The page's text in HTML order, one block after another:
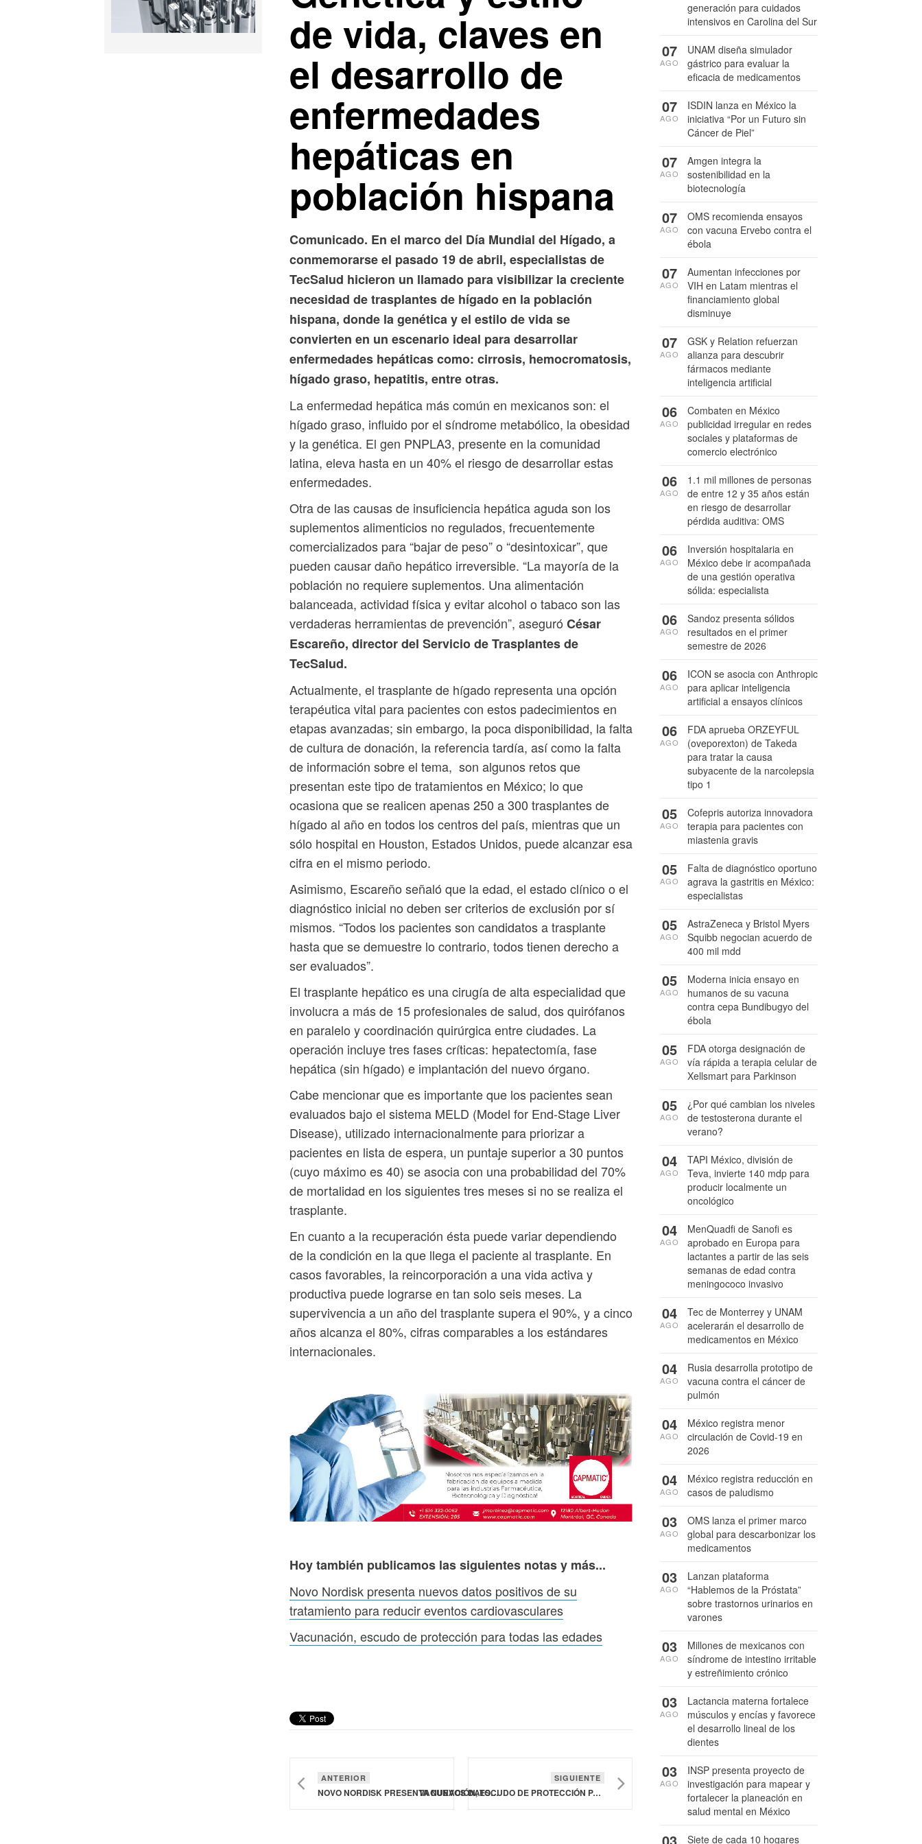
de vida, claves en
el desarrollo de
enfermedades
hepáticas en
población hispana
Comunicado. En el marco del Día Mundial del Hígado, a
conmemorarse el pasado 19 de abril, especialistas de
TecSalud hicieron un llamado para visibilizar la creciente
necesidad de trasplantes de hígado en la población
hispana, donde la genética y el estilo de vida se
convierten en un escenario ideal para desarrollar
enfermedades hepáticas como: cirrosis, hemocromatosis,
hígado graso, hepatitis, entre otras.
La enfermedad hepática más común en mexicanos son: el
hígado graso, influido por el síndrome metabólico, la obesidad
y la genética. El gen PNPLA3, presente en la comunidad
latina, eleva hasta en un 40% el riesgo de desarrollar estas
enfermedades.
Otra de las causas de insuficiencia hepática aguda son los
suplementos alimenticios no regulados, frecuentemente
comercializados para “bajar de peso” o “desintoxicar”, que
pueden causar daño hepático irreversible. “La mayoría de la
población no requiere suplementos. Una alimentación
balanceada, actividad física y evitar alcohol o tabaco son las
verdaderas herramientas de prevención”, aseguró César
Escareño, director del Servicio de Trasplantes de
TecSalud.
Actualmente, el trasplante de hígado representa una opción
terapéutica vital para pacientes con estos padecimientos en
etapas avanzadas; sin embargo, la poca disponibilidad, la falta
de cultura de donación, la referencia tardía, así como la falta
de información sobre el tema, son algunos retos que
presentan este tipo de tratamientos en México; lo que
ocasiona que se realicen apenas 250 a 300 trasplantes de
hígado al año en todos los centros del país, mientras que un
sólo hospital en Houston, Estados Unidos, puede alcanzar esa
cifra en el mismo periodo.
Asimismo, Escareño señaló que la edad, el estado clínico o el
diagnóstico inicial no deben ser criterios de exclusión por sí
mismos. “Todos los pacientes son candidatos a trasplante
hasta que se demuestre lo contrario, todos tienen derecho a
ser evaluados”.
El trasplante hepático es una cirugía de alta especialidad que
involucra a más de 15 profesionales de salud, dos quirófanos
en paralelo y coordinación quirúrgica entre ciudades. La
operación incluye tres fases críticas: hepatectomía, fase
hepática (sin hígado) e implantación del nuevo órgano.
Cabe mencionar que es importante que los pacientes sean
evaluados bajo el sistema MELD (Model for End-Stage Liver
Disease), utilizado internacionalmente para priorizar a
pacientes en lista de espera, un puntaje superior a 30 puntos
(cuyo máximo es 40) se asocia con una probabilidad del 70%
de mortalidad en los siguientes tres meses si no se realiza el
trasplante.
En cuanto a la recuperación ésta puede variar dependiendo
de la condición en la que llega el paciente al trasplante. En
casos favorables, la reincorporación a una vida activa y
productiva puede lograrse en tan solo seis meses. La
supervivencia a un año del trasplante supera el 90%, y a cinco
años alcanza el 80%, cifras comparables a los estándares
internacionales.
Hoy también publicamos las siguientes notas y más...
Novo Nordisk presenta nuevos datos positivos de su
tratamiento para reducir eventos cardiovasculares
Vacunación, escudo de protección para todas las edades
ANTERIOR
NOVO NORDISK PRESENTA NUEVOS DATOS POSITIVOS DE SU TRATAMIENTO PARA REDUCIR EVENTOS CARDIOVASCULARES
SIGUIENTE
VACUNACIÓN, ESCUDO DE PROTECCIÓN PARA TODAS LAS EDADES
generación para cuidados
intensivos en Carolina del Sur
UNAM diseña simulador
gástrico para evaluar la
eficacia de medicamentos
07
AGO
ISDIN lanza en México la
iniciativa “Por un Futuro sin
Cáncer de Piel”
07
AGO
Amgen integra la
sostenibilidad en la
biotecnología
07
AGO
OMS recomienda ensayos
con vacuna Ervebo contra el
ébola
07
AGO
Aumentan infecciones por
VIH en Latam mientras el
financiamiento global
disminuye
07
AGO
GSK y Relation refuerzan
alianza para descubrir
fármacos mediante
inteligencia artificial
07
AGO
Combaten en México
publicidad irregular en redes
sociales y plataformas de
comercio electrónico
06
AGO
1.1 mil millones de personas
de entre 12 y 35 años están
en riesgo de desarrollar
pérdida auditiva: OMS
06
AGO
Inversión hospitalaria en
México debe ir acompañada
de una gestión operativa
sólida: especialista
06
AGO
Sandoz presenta sólidos
resultados en el primer
semestre de 2026
06
AGO
ICON se asocia con Anthropic
para aplicar inteligencia
artificial a ensayos clínicos
06
AGO
FDA aprueba ORZEYFUL
(oveporexton) de Takeda
para tratar la causa
subyacente de la narcolepsia
tipo 1
06
AGO
Cofepris autoriza innovadora
terapia para pacientes con
miastenia gravis
05
AGO
Falta de diagnóstico oportuno
agrava la gastritis en México:
especialistas
05
AGO
AstraZeneca y Bristol Myers
Squibb negocian acuerdo de
400 mil mdd
05
AGO
Moderna inicia ensayo en
humanos de su vacuna
contra cepa Bundibugyo del
ébola
05
AGO
FDA otorga designación de
vía rápida a terapia celular de
Xellsmart para Parkinson
05
AGO
¿Por qué cambian los niveles
de testosterona durante el
verano?
05
AGO
TAPI México, división de
Teva, invierte 140 mdp para
producir localmente un
oncológico
04
AGO
MenQuadfi de Sanofi es
aprobado en Europa para
lactantes a partir de las seis
semanas de edad contra
meningococo invasivo
04
AGO
Tec de Monterrey y UNAM
acelerarán el desarrollo de
medicamentos en México
04
AGO
Rusia desarrolla prototipo de
vacuna contra el cáncer de
pulmón
04
AGO
México registra menor
circulación de Covid-19 en
2026
04
AGO
México registra reducción en
casos de paludismo
04
AGO
OMS lanza el primer marco
global para descarbonizar los
medicamentos
03
AGO
Lanzan plataforma
“Hablemos de la Próstata”
sobre trastornos urinarios en
varones
03
AGO
Millones de mexicanos con
síndrome de intestino irritable
y estreñimiento crónico
03
AGO
Lactancia materna fortalece
músculos y encías y favorece
el desarrollo lineal de los
dientes
03
AGO
INSP presenta proyecto de
investigación para mapear y
fortalecer la planeación en
salud mental en México
03
AGO
Siete de cada 10 hogares